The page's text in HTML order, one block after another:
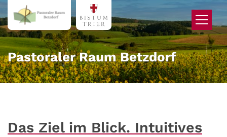
Zum Inhalt springen
Pastoraler Raum Betzdorf
Das Ziel im Blick. Intuitives